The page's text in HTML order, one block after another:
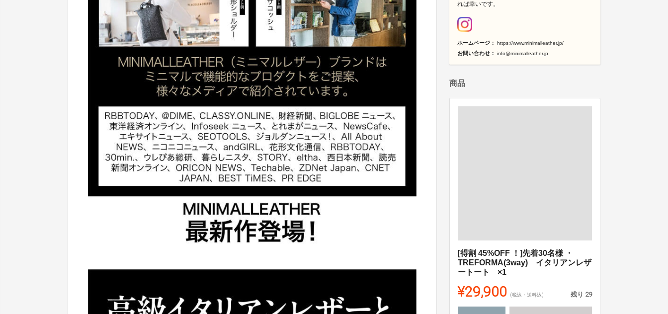
れば幸いです。
ホームページ： https://www.minimalleather.jp/
お問い合わせ： info@minimalleather.jp
商品
[得割 45%OFF ！]先着30名様 ・
TREFORMA(3way) イタリアンレザ
ートート ×1
¥29,900 (税込・送料込) 残り 29